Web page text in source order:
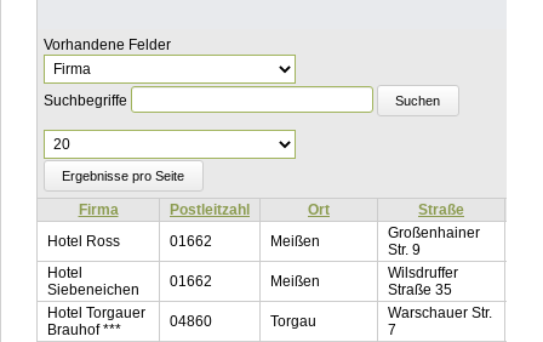
Vorhandene Felder
Suchbegriffe
Ergebnisse
pro
Seite
Firma Postleitzahl Ort Straße
Hotel Ross
01662 Meißen
Großenhainer
Str. 9
Hotel
Siebeneichen
01662 Meißen
Wilsdruffer
Straße 35
Hotel Torgauer
Brauhof ***
04860 Torgau
Warschauer Str.
7